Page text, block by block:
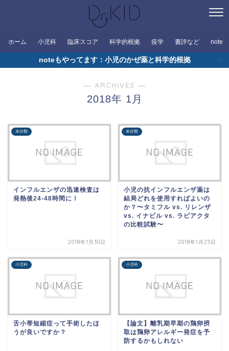
ホーム 小児科 臨床スコア 科学的根拠 疫学 書評など note
noteもやってます：小児のかぜ薬と科学的根拠
― ARCHIVES ―
2018年 1月
未分類
インフルエンザの迅速検査は
発熱後24-48時間に！
2018年1月30日
未分類
小児の抗インフルエンザ薬は
結局どれを使用すればよいの
か？〜タミフル vs. リレンザ
vs. イナビル vs. ラピアクタ
の比較試験〜
2018年1月25日
小児科
舌小帯短縮症って手術したほ
うが良いですか？
小児科
【論文】離乳期早期の鶏卵摂
取は鶏卵アレルギー発症を予
防するかもしれない